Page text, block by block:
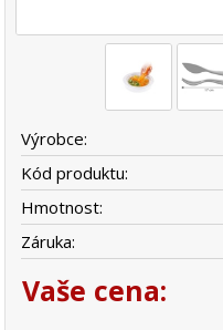
Výrobce:
Kód produktu:
Hmotnost:
Záruka:
Vaše cena: